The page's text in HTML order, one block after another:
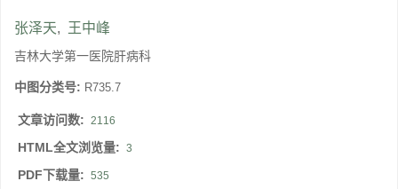
张泽天, 王中峰
吉林大学第一医院肝病科
中图分类号: R735.7
文章访问数: 2116
HTML全文浏览量: 3
PDF下载量: 535